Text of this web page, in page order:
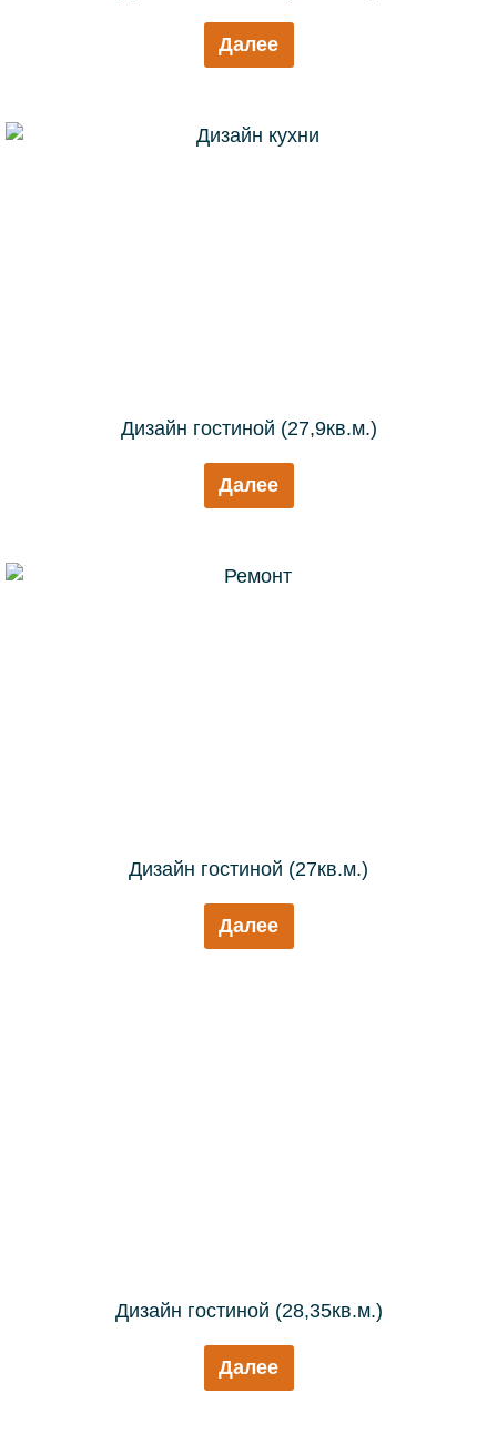
Далее
Дизайн гостиной (27,9кв.м.)
Далее
Дизайн гостиной (27кв.м.)
Далее
Дизайн гостиной (28,35кв.м.)
Далее